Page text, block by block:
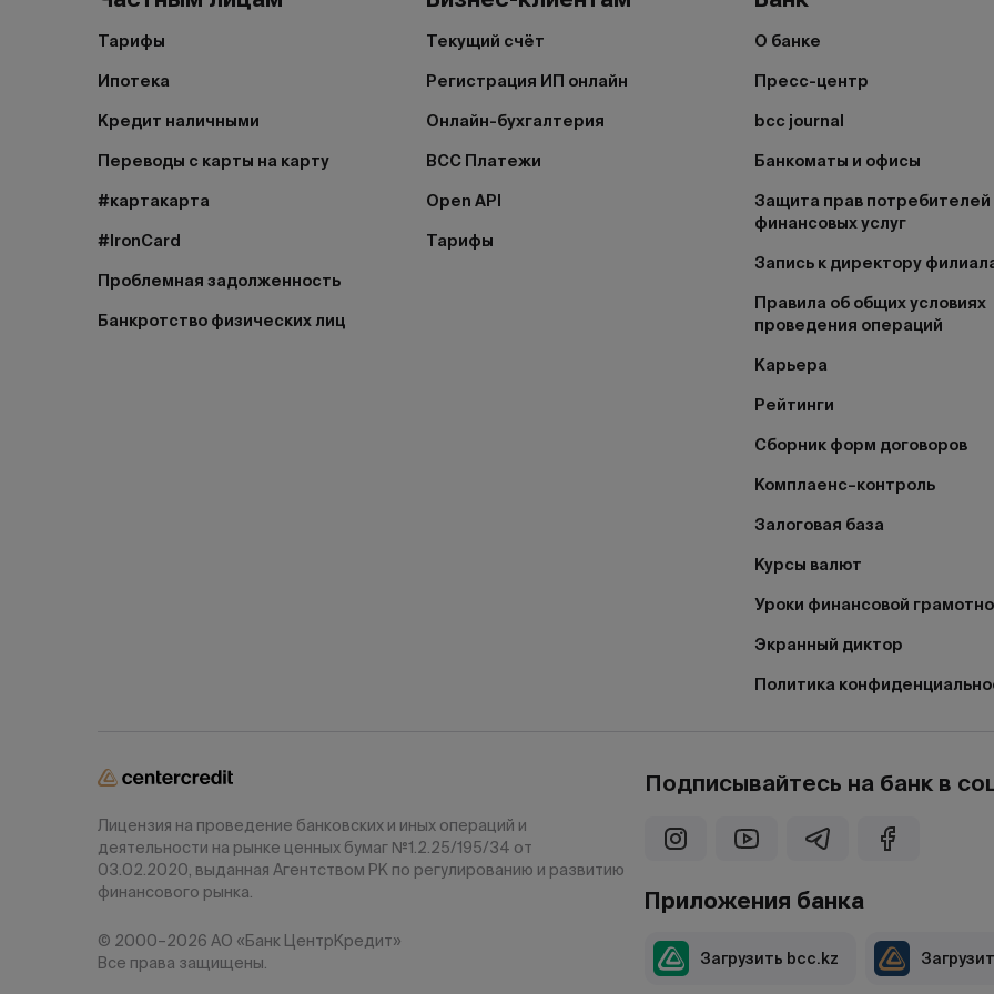
Тарифы
Ипотека
Кредит наличными
Переводы с карты на карту
#картакарта
#IronCard
Проблемная задолженность
Банкротство физических лиц
Текущий счёт
Регистрация ИП онлайн
Онлайн-бухгалтерия
BCC Платежи
Open API
Тарифы
О банке
Пресс-центр
bcc journal
Банкоматы и офисы
Защита прав потребителей
финансовых услуг
Запись к директору
Правила об общих условиях
проведения операций
Карьера
Рейтинги
Сборник форм договоров
Комплаенс–контроль
Залоговая база
Курсы валют
Уроки финансовой
Экранный диктор
Политика
Подписывайтесь на банк в
Приложения банка
Загрузить bcc.kz
Лицензия на проведение банковских и иных операций и
деятельности на рынке ценных бумаг №1.2.25/195/34 от
03.02.2020, выданная Агентством РК по регулированию и развитию
финансового рынка.
© 2000–2026 АО «Банк ЦентрКредит»
Все права защищены.